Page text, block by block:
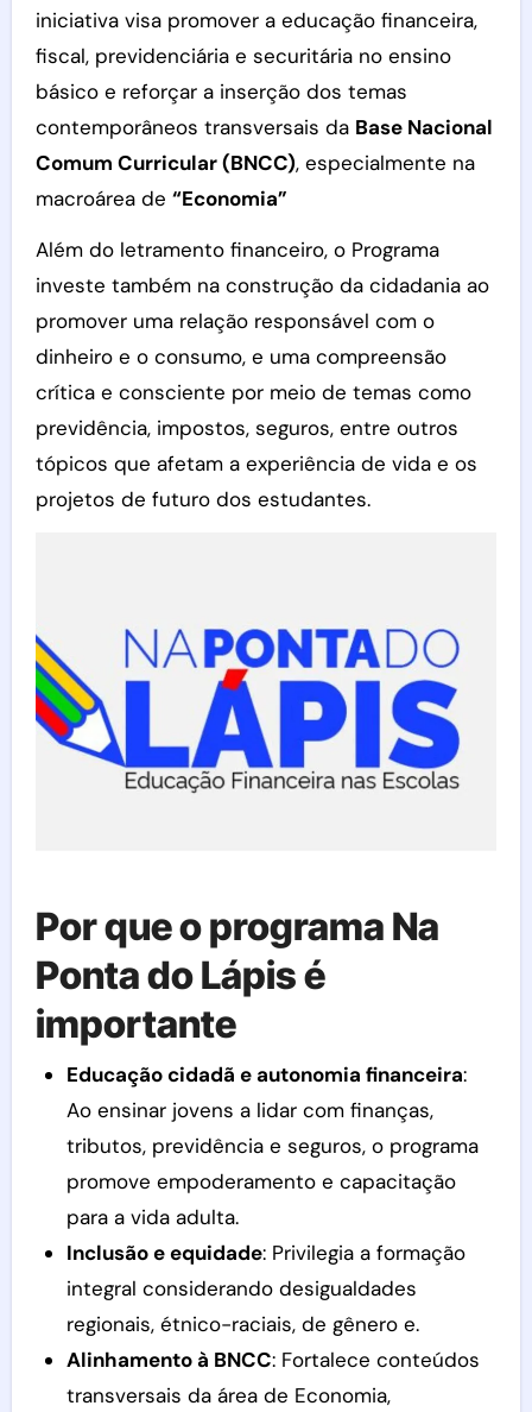
iniciativa visa promover a educação financeira,
fiscal, previdenciária e securitária no ensino
básico e reforçar a inserção dos temas
contemporâneos transversais da Base Nacional
Comum Curricular (BNCC), especialmente na
macroárea de “Economia”
Além do letramento financeiro, o Programa
investe também na construção da cidadania ao
promover uma relação responsável com o
dinheiro e o consumo, e uma compreensão
crítica e consciente por meio de temas como
previdência, impostos, seguros, entre outros
tópicos que afetam a experiência de vida e os
projetos de futuro dos estudantes.
Por que o programa Na
Ponta do Lápis é
importante
Educação cidadã e autonomia financeira:
Ao ensinar jovens a lidar com finanças,
tributos, previdência e seguros, o programa
promove empoderamento e capacitação
para a vida adulta.
Inclusão e equidade: Privilegia a formação
integral considerando desigualdades
regionais, étnico-raciais, de gênero e.
Alinhamento à BNCC: Fortalece conteúdos
transversais da área de Economia,